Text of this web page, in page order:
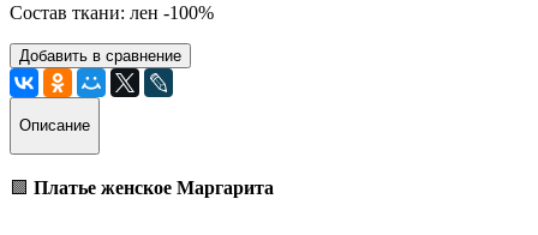
Состав ткани: лен -100%
Добавить в сравнение
Описание
🟩 Платье женское Маргарита